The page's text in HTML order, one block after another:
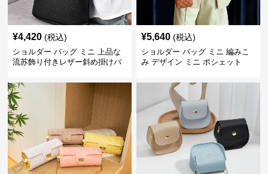
¥4,420 (税込)
ショルダー バッグ ミニ 上品な
流苏飾り付きレザー斜め掛けバ
¥5,640 (税込)
ショルダー バッグ ミニ 編みこ
み デザイン ミニ ポシェット